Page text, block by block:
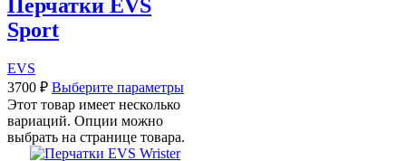
Перчатки EVS
Sport
EVS
3700 ₽ Выберите параметры
Этот товар имеет несколько
вариаций. Опции можно
выбрать на странице товара.